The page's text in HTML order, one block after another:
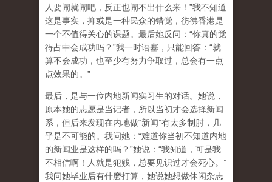
人要闹就闹吧，反正也闹不出什么来！”我不知道
这是事实，抑或是一种民众的错觉，彷彿香港是
一个不值得关心的课题。最后她反问：“你真的觉
得占中会成功吗？”我一时语塞，只能回答：“就
算不会成功，也至少有努力争取过，总会有一点
点效果的。”
最后，是与一位内地新闻实习生的对话。她说，
原本她的志愿是当记者，所以当初才会选择新闻
系，但后来发现在内地做“新闻”有太多制肘，几
乎是不可能的。我问她：“难道你当初不知道内地
的新闻业是这样的吗？”她说：“我知道，可是我
不相信啊！人就是犯贱，总要见识过才会死心。”
我问她毕业后有什麽打算，她说她想做休闲杂志